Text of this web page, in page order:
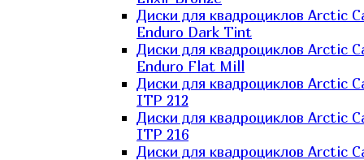
Диски для квадроциклов Arctic
Enduro Dark Tint
Диски для квадроциклов Arctic
Enduro Flat Mill
Диски для квадроциклов Arctic
ITP 212
Диски для квадроциклов Arctic
ITP 216
Диски для квадроциклов Arctic